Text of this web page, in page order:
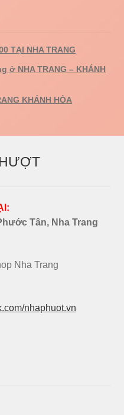
TẠI NHA TRANG
ở NHA TRANG – KHÁNH
KHÁNH HÒA
Tân, Nha Trang
Nha Trang
nhaphuot.vn